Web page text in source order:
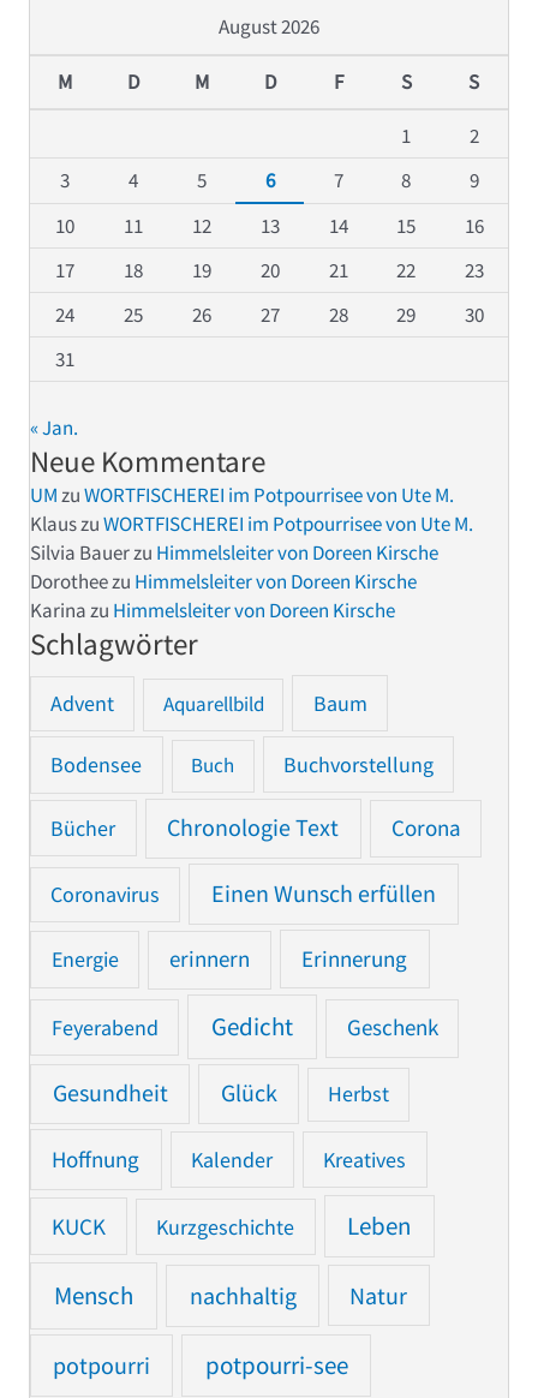
August 2026
M D M D F S S
1
2
3
4 5 6 7 8
9
10
11 12 13 14 15
16
17
18 19 20 21 22
23
24
25 26 27 28 29
30
31
« Jan.
Neue Kommentare
UMzuWORTFISCHEREI im Potpourrisee von Ute M.
KlauszuWORTFISCHEREI im Potpourrisee von Ute M.
Silvia Bauerzu Himmelsleiter von Doreen Kirsche
Dorotheezu Himmelsleiter von Doreen Kirsche
Karinazu Himmelsleiter von Doreen Kirsche
Schlagwörter
Advent Aquarellbild Baum
Bodensee Buch Buchvorstellung
Bücher Chronologie Text Corona
Coronavirus Einen Wunsch erfüllen
Energie erinnern Erinnerung
Feyerabend Gedicht Geschenk
Gesundheit Glück Herbst
Hoffnung Kalender Kreatives
KUCK Kurzgeschichte Leben
Mensch nachhaltig Natur
potpourri potpourri-see